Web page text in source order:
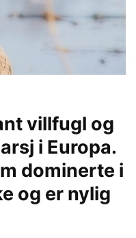
villfugl og
i Europa.
dominerte i
og er nylig